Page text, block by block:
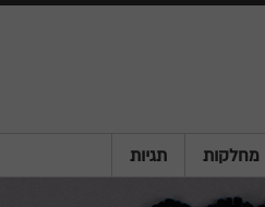
מחלקות תגיות